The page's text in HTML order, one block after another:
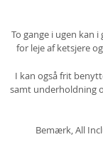
To gange i ugen kan
for leje af ketsjere
I kan også frit
samt underholdning
Bemærk, All